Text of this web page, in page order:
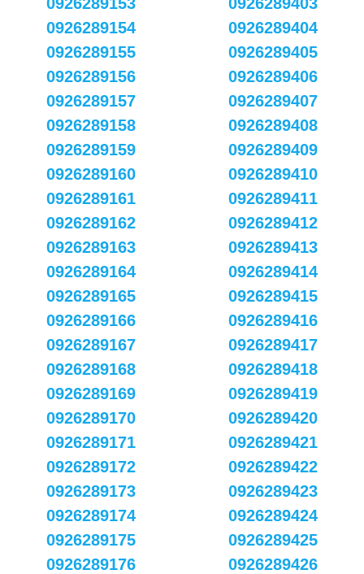
0926289154
0926289155
0926289156
0926289157
0926289158
0926289159
0926289160
0926289161
0926289162
0926289163
0926289164
0926289165
0926289166
0926289167
0926289168
0926289169
0926289170
0926289171
0926289172
0926289173
0926289174
0926289175
0926289176
0926289404
0926289405
0926289406
0926289407
0926289408
0926289409
0926289410
0926289411
0926289412
0926289413
0926289414
0926289415
0926289416
0926289417
0926289418
0926289419
0926289420
0926289421
0926289422
0926289423
0926289424
0926289425
0926289426